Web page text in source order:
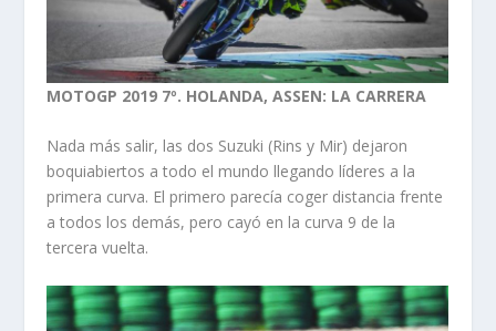
MOTOGP 2019 7º. HOLANDA, ASSEN: LA CARRERA
Nada más salir, las dos Suzuki (Rins y Mir) dejaron
boquiabiertos a todo el mundo llegando líderes a la
primera curva. El primero parecía coger distancia frente
a todos los demás, pero cayó en la curva 9 de la
tercera vuelta.